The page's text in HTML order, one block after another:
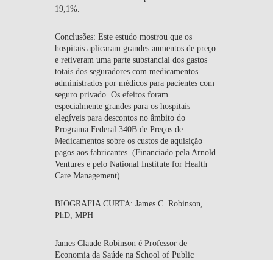
19,1%.
Conclusões: Este estudo mostrou que os
hospitais aplicaram grandes aumentos de preço
e retiveram uma parte substancial dos gastos
totais dos seguradores com medicamentos
administrados por médicos para pacientes com
seguro privado. Os efeitos foram
especialmente grandes para os hospitais
elegíveis para descontos no âmbito do
Programa Federal 340B de Preços de
Medicamentos sobre os custos de aquisição
pagos aos fabricantes. (Financiado pela Arnold
Ventures e pelo National Institute for Health
Care Management).
BIOGRAFIA CURTA: James C. Robinson,
PhD, MPH
James Claude Robinson é Professor de
Economia da Saúde na School of Public